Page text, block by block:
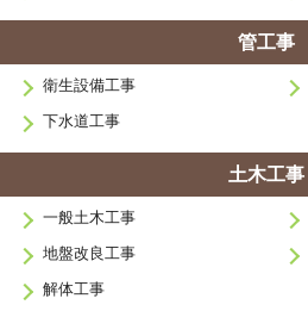
管工事
衛生設備工事
下水道工事
土木工事
一般土木工事
地盤改良工事
解体工事